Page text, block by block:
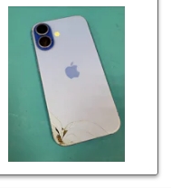
少し膨張したバッテ
リーも当日90分で安
心修理！